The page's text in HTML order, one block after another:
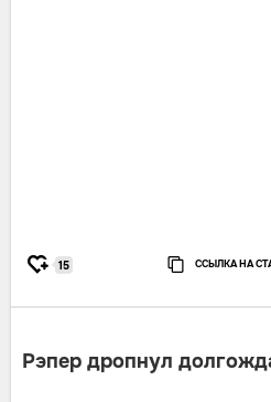
15 ССЫЛКА НА
Рэпер дропнул